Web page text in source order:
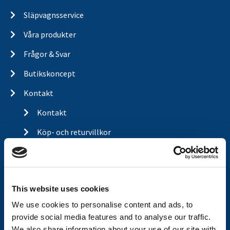
This website uses cookies
We use cookies to personalise content and ads, to
provide social media features and to analyse our traffic.
kronmutter
kombinera köpet med
hjullagersats, och vid större underhållstillfällen är även
bromsbackarnär du är inne på underhåll.
Släpvagnsservice
Våra produkter
Frågor & Svar
Butikskoncept
Kontakt
Kontakt
Köp- och returvillkor
Returer & reklamationer
Om Valeryd